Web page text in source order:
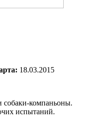
18.03.2015
собаки-компаньоны.
испытаний.